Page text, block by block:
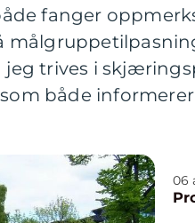
fanger
trives i
både
06